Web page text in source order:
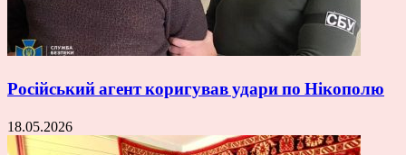
Російський агент коригував удари по Нікополю
18.05.2026